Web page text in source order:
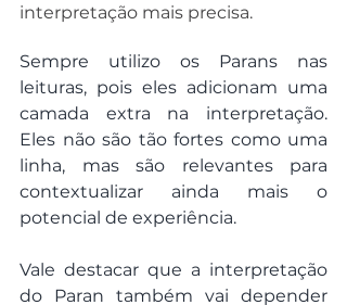
interpretação mais precisa.
Sempre utilizo os Parans nas
leituras, pois eles adicionam uma
camada extra na interpretação.
Eles não são tão fortes como uma
linha, mas são relevantes para
contextualizar ainda mais o
potencial de experiência.
Vale destacar que a interpretação
do Paran também vai depender